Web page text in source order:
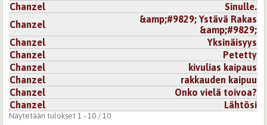
Chanzel
Sinulle.
Chanzel
&amp;#9829; Ystävä Rakas
&amp;#9829;
Chanzel
Yksinäisyys
Chanzel
Petetty
Chanzel
kivulias kaipaus
Chanzel
rakkauden kaipuu
Chanzel
Onko vielä toivoa?
Chanzel
Lähtösi
Näytetään tulokset 1 - 10 / 10